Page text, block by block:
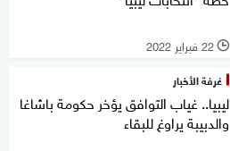
l 22 فبراير 2022
غرفة الأخبار
ليبيا.. غياب التوافق يؤخر حكومة باشاغا
والدبيبة يراوغ للبقاء